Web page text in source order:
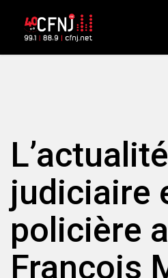
L’actualité
judiciaire
policière
François